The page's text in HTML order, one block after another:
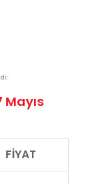
Mayıs
FIYAT